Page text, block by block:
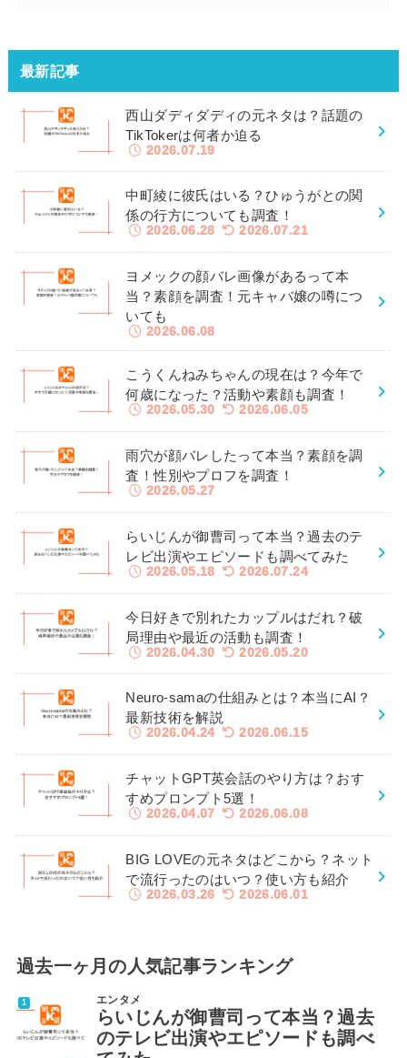
最新記事
西山ダディダディの元ネタは？話題の
TikTokerは何者か迫る
2026.07.19
中町綾に彼氏はいる？ひゅうがとの関
係の行方についても調査！
2026.06.28 2026.07.21
ヨメックの顔バレ画像があるって本
当？素顔を調査！元キャバ嬢の噂につ
いても
2026.06.08
こうくんねみちゃんの現在は？今年で
何歳になった？活動や素顔も調査！
2026.05.30 2026.06.05
雨穴が顔バレしたって本当？素顔を調
査！性別やプロフを調査！
2026.05.27
らいじんが御曹司って本当？過去のテ
レビ出演やエピソードも調べてみた
2026.05.18 2026.07.24
今日好きで別れたカップルはだれ？破
局理由や最近の活動も調査！
2026.04.30 2026.05.20
Neuro-samaの仕組みとは？本当にAI？
最新技術を解説
2026.04.24 2026.06.15
チャットGPT英会話のやり方は？おす
すめプロンプト5選！
2026.04.07 2026.06.08
BIG LOVEの元ネタはどこから？ネット
で流行ったのはいつ？使い方も紹介
2026.03.26 2026.06.01
過去一ヶ月の人気記事ランキング
エンタメ
らいじんが御曹司って本当？過去
のテレビ出演やエピソードも調べ